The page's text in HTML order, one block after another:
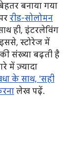
बनाया गया
रीड-सोलोमन
ही, इंटरलेविंग
स्टोरेज में
संख्या बढ़ती है
में ज़्यादा
के साथ, 'सही
लेख पढ़ें.